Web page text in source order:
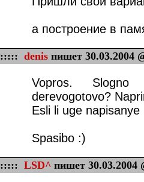
а построение в
::::: denis пишет 30.03.2004
Vopros. Slogno
derevogotovo?
Esli li uge
Spasibo :)
::::: LSD^ пишет 30.03.2004